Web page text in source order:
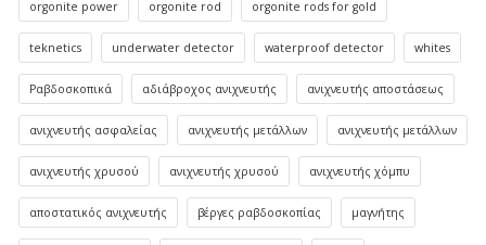
orgonite power orgonite rod orgonite rods for gold
teknetics underwater detector waterproof detector whites
Ραβδοσκοπικά αδιάβροχος ανιχνευτής ανιχνευτής αποστάσεως
ανιχνευτής ασφαλείας ανιχνευτής μετάλλων ανιχνευτής μετάλλων
ανιχνευτής χρυσού ανιχνευτής χρυσού ανιχνευτής χόμπυ
αποστατικός ανιχνευτής βέργες ραβδοσκοπίας μαγνήτης